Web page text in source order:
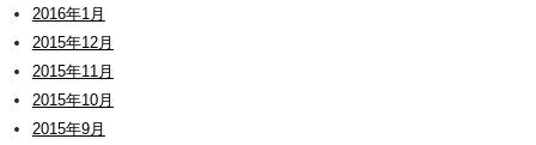
2016年1月
2015年12月
2015年11月
2015年10月
2015年9月